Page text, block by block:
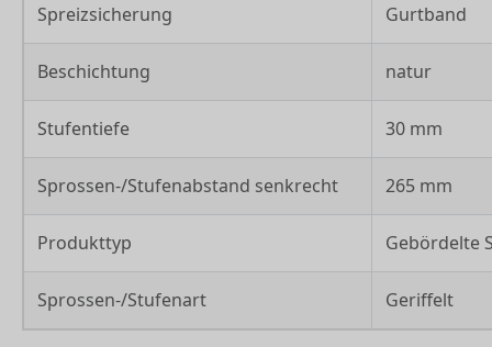
Spreizsicherung Gurtband
Beschichtung natur
Stufentiefe 30 mm
Sprossen-/Stufenabstand senkrecht 265 mm
Produkttyp Gebördelte
Sprossen-/Stufenart Geriffelt